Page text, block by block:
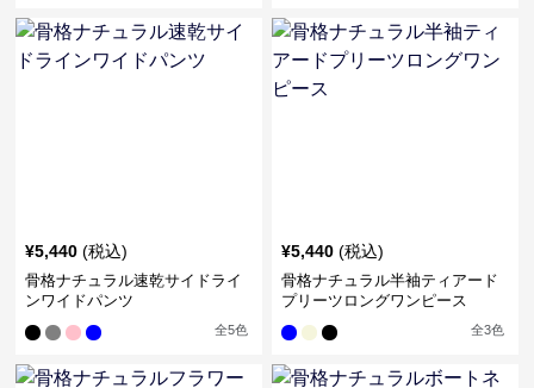
¥5,440 (税込)
骨格ナチュラル速乾サイドライ
ンワイドパンツ
全5色
¥5,440 (税込)
骨格ナチュラル半袖ティアード
プリーツロングワンピース
全3色